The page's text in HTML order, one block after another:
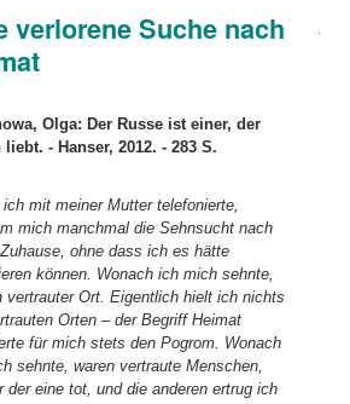
verlorene Suche nach
Olga: Der Russe ist einer, der
liebt. - Hanser, 2012. - 283 S.
ich mit meiner Mutter telefonierte,
mich manchmal die Sehnsucht nach
ohne dass ich es hätte
können. Wonach ich mich sehnte,
vertrauter Ort. Eigentlich hielt ich nichts
Orten – der Begriff Heimat
für mich stets den Pogrom. Wonach
sehnte, waren vertraute Menschen,
der eine tot, und die anderen ertrug ich